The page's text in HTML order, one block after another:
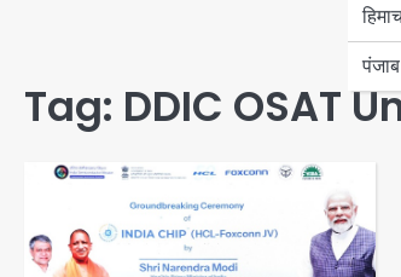
पंजाब
Tag: DDIC OSAT